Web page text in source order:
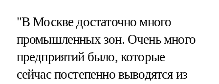
"В Москве достаточно много
промышленных зон. Очень много
предприятий было, которые
сейчас постепенно выводятся из